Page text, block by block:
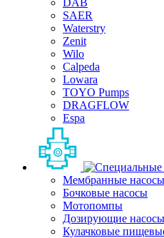
DAB
SAER
Waterstry
Zenit
Wilo
Calpeda
Lowara
TOYO Pumps
DRAGFLOW
Espa
Мембранные насосы
Бочковые насосы
Мотопомпы
Дозирующие насосы
Кулачковые